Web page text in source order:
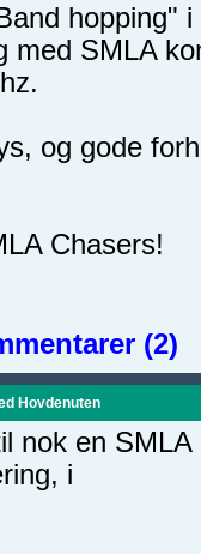
hopping"
med SMLA
og gode
Chasers!
(2)
Hovdenuten
nok en SMLA
i